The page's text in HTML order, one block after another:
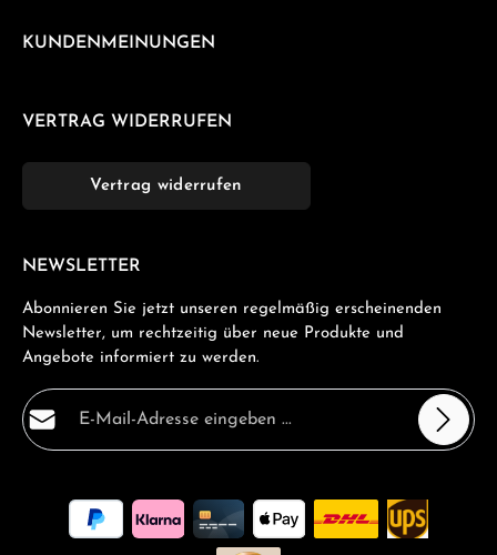
KUNDENMEINUNGEN
VERTRAG WIDERRUFEN
Vertrag widerrufen
NEWSLETTER
Abonnieren Sie jetzt unseren regelmäßig erscheinenden
Newsletter, um rechtzeitig über neue Produkte und
Angebote informiert zu werden.
E-Mail-Adresse*
Ich habe die
Datenschutzbestimmungen
zur Kenntnis
genommen und dieAGBgelesen und bin mit ihnen
Pflichtfelder.